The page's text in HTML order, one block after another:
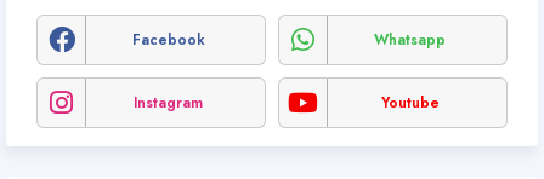
Facebook Whatsapp
Instagram Youtube